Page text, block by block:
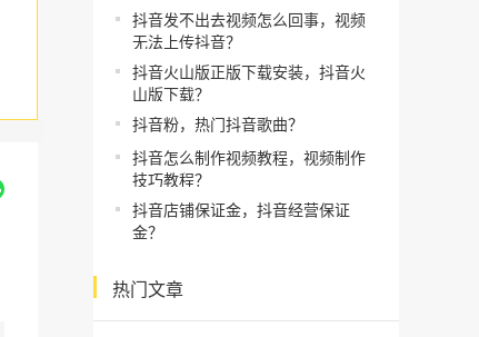
抖音发不出去视频怎么回事，视频
无法上传抖音？
抖音火山版正版下载安装，抖音火
山版下载？
抖音粉，热门抖音歌曲？
抖音怎么制作视频教程，视频制作
技巧教程？
抖音店铺保证金，抖音经营保证
金？
热门文章